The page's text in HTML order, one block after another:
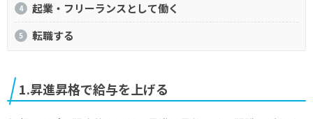
起業・フリーランスとして働く
転職する
1.昇進昇格で給与を上げる